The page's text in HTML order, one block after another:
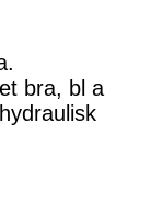
bra, bl a